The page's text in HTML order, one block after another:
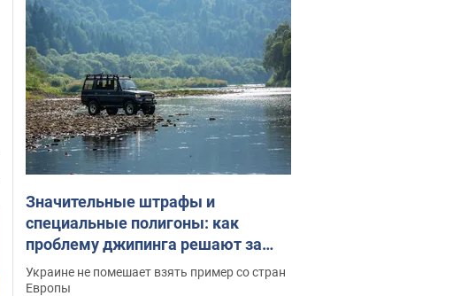
Значительные штрафы и
специальные полигоны: как
проблему джипинга решают за
границей
Украине не помешает взять пример со стран
Европы